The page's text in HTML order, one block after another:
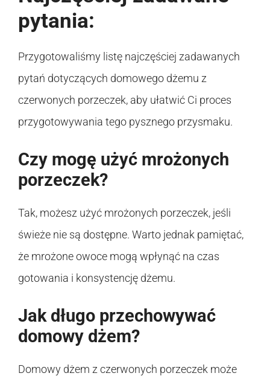
pytania:
Przygotowaliśmy listę najczęściej zadawanych
pytań dotyczących domowego dżemu z
czerwonych porzeczek, aby ułatwić Ci proces
przygotowywania tego pysznego przysmaku.
Czy mogę użyć mrożonych
porzeczek?
Tak, możesz użyć mrożonych porzeczek, jeśli
świeże nie są dostępne. Warto jednak pamiętać,
że mrożone owoce mogą wpłynąć na czas
gotowania i konsystencję dżemu.
Jak długo przechowywać
domowy dżem?
Domowy dżem z czerwonych porzeczek może